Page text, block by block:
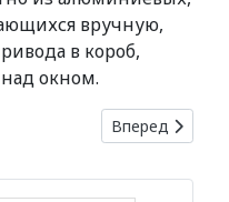
вручную,
в короб,
окном.
Следующий:
Вперед